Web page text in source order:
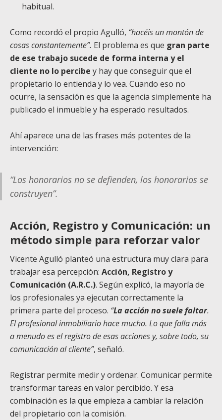
habitual.
Como recordó el propio Agulló, “hacéis un montón de
cosas constantemente”. El problema es que gran parte
de ese trabajo sucede de forma interna y el
cliente no lo percibe y hay que conseguir que el
propietario lo entienda y lo vea. Cuando eso no
ocurre, la sensación es que la agencia simplemente ha
publicado el inmueble y ha esperado resultados.
Ahí aparece una de las frases más potentes de la
intervención:
“Los honorarios no se defienden, los honorarios se
construyen”.
Acción, Registro y Comunicación: un
método simple para reforzar valor
Vicente Agulló planteó una estructura muy clara para
trabajar esa percepción: Acción, Registro y
Comunicación (A.R.C.). Según explicó, la mayoría de
los profesionales ya ejecutan correctamente la
primera parte del proceso. “La acción no suele faltar.
El profesional inmobiliario hace mucho. Lo que falla más
a menudo es el registro de esas acciones y, sobre todo, su
comunicación al cliente”, señaló.
Registrar permite medir y ordenar. Comunicar permite
transformar tareas en valor percibido. Y esa
combinación es la que empieza a cambiar la relación
del propietario con la comisión.